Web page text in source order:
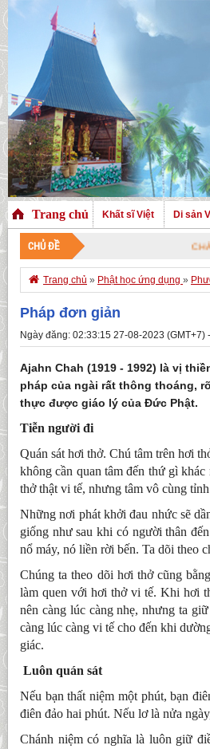
Trang chủ Khất sĩ Việt Di sản
CHỦ ĐỀ CHÀO MỪNG
 Trang chủ » Phật học ứng dụng »
Pháp đơn giản
Ngày đăng: 02:33:15 27-08-2023 (GMT+7)
Ajahn Chah (1919 - 1992) là vị
pháp của ngài rất thông thoáng,
thực được giáo lý của Đức Phật.
Tiễn người đi
Quán sát hơi thở. Chú tâm trên hơi
không cần quan tâm đến thứ gì
thở thật vi tế, nhưng tâm vô cùng
Những nơi phát khởi đau nhức sẽ
giống như sau khi có người thân
nổ máy, nó liền rời bến. Ta dõi theo
Chúng ta theo dõi hơi thở cũng
làm quen với hơi thở vi tế. Khi hơi
nên càng lúc càng nhẹ, nhưng ta
càng lúc càng vi tế cho đến khi
giác.
Luôn quán sát
Nếu bạn thất niệm một phút, bạn
điên đảo hai phút. Nếu lơ là nửa
Chánh niệm có nghĩa là luôn giữ